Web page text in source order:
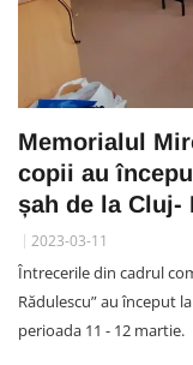
Memorialul
copii au
șah de la Cluj-
2023-03-11
Întrecerile din cadrul
Rădulescu” au început
perioada 11 - 12 martie.